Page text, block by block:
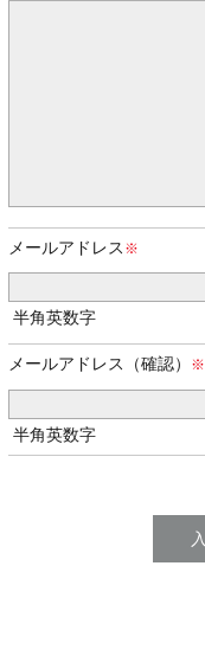
メールアドレス
半角英数字
メールアドレス（確認）
半角英数字